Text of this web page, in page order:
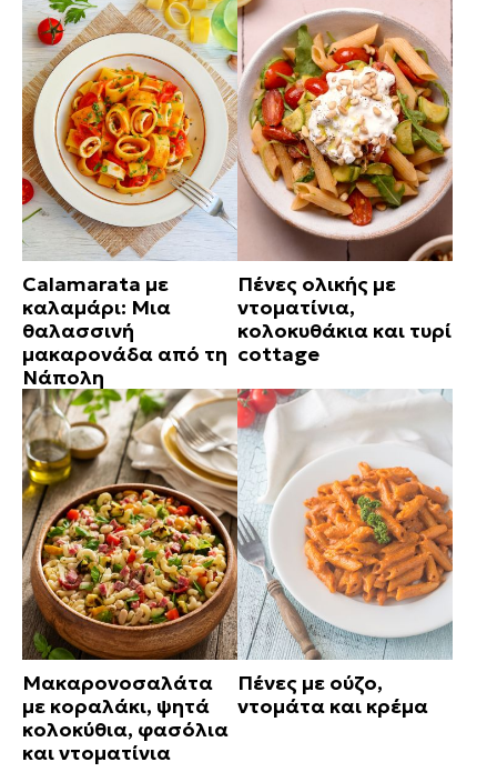
Calamarata με
καλαμάρι: Μια
θαλασσινή
μακαρονάδα από τη
Νάπολη
Πένες ολικής με
ντοματίνια,
κολοκυθάκια και τυρί
cottage
Μακαρονοσαλάτα
με κοραλάκι, ψητά
κολοκύθια, φασόλια
και ντοματίνια
Πένες με ούζο,
ντομάτα και κρέμα